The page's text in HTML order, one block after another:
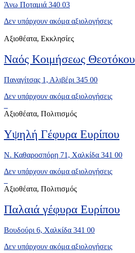
Άνω Ποταμιά 340 03
Δεν υπάρχουν ακόμα αξιολογήσεις
Αξιοθέατα, Εκκλησίες
Ναός Κοιμήσεως Θεοτόκου
Παναγίτσας 1, Αλιβέρι 345 00
Δεν υπάρχουν ακόμα αξιολογήσεις
Αξιοθέατα, Πολιτισμός
Υψηλή Γέφυρα Ευρίπου
Ν. Καθαροσπόρη 71, Χαλκίδα 341 00
Δεν υπάρχουν ακόμα αξιολογήσεις
Αξιοθέατα, Πολιτισμός
Παλαιά γέφυρα Ευρίπου
Βουδούρι 6, Χαλκίδα 341 00
Δεν υπάρχουν ακόμα αξιολογήσεις